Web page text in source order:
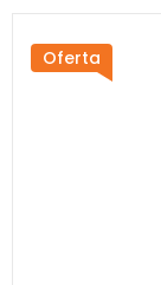
Oferta